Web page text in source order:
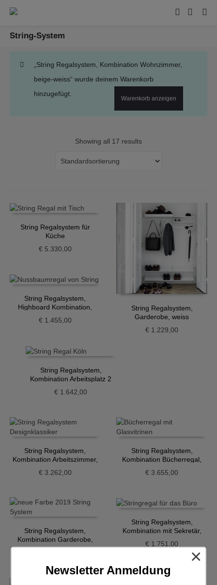
String-System
„String Regalsystem, Kombination Wohnzimmer,
beige-weiss“ wurde deinem Warenkorb
hinzugefügt.
Warenkorb anzeigen
Showing all 17 results
String Regalsystem für
Küche
€5.330,00
String Regalsystem,
Garderobe, weiss
€ 1.229,00
String Regalsystem,
Highboard Kombination,
Walnuss-weiss
€1.455,00
String Regalsystem,
Kombination Arbeitsplatz 2
€ 1.642,00
String Regalsystem,
Kombination Arbeitszimmer,
€3.262,00
String Regalsystem,
Kombination Bücherregal,
€ 3.655,00
String Regalsystem,
Kombination Garderobe,
beige-weiss
String Regalsystem,
Kombination mit Sekretär,
€ 1.751,00
Newsletter Anmeldung
×